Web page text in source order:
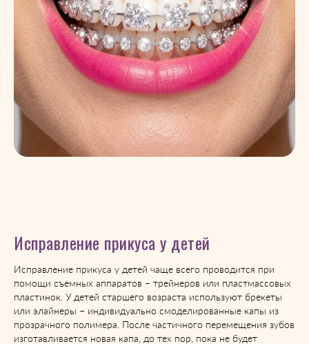
Исправление прикуса у детей
Исправление прикуса у детей чаще всего проводится при
помощи съемных аппаратов – трейнеров или пластмассовых
пластинок. У детей старшего возраста используют брекеты
или элайнеры – индивидуально смоделированные капы из
прозрачного полимера. После частичного перемещения зубов
изготавливается новая капа, до тех пор, пока не будет